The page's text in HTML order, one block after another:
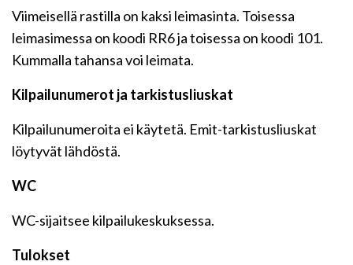
Viimeisellä rastilla on kaksi leimasinta. Toisessa
leimasimessa on koodi RR6 ja toisessa on koodi 101.
Kummalla tahansa voi leimata.
Kilpailunumerot ja tarkistusliuskat
Kilpailunumeroita ei käytetä. Emit-tarkistusliuskat
löytyvät lähdöstä.
WC
WC-sijaitsee kilpailukeskuksessa.
Tulokset